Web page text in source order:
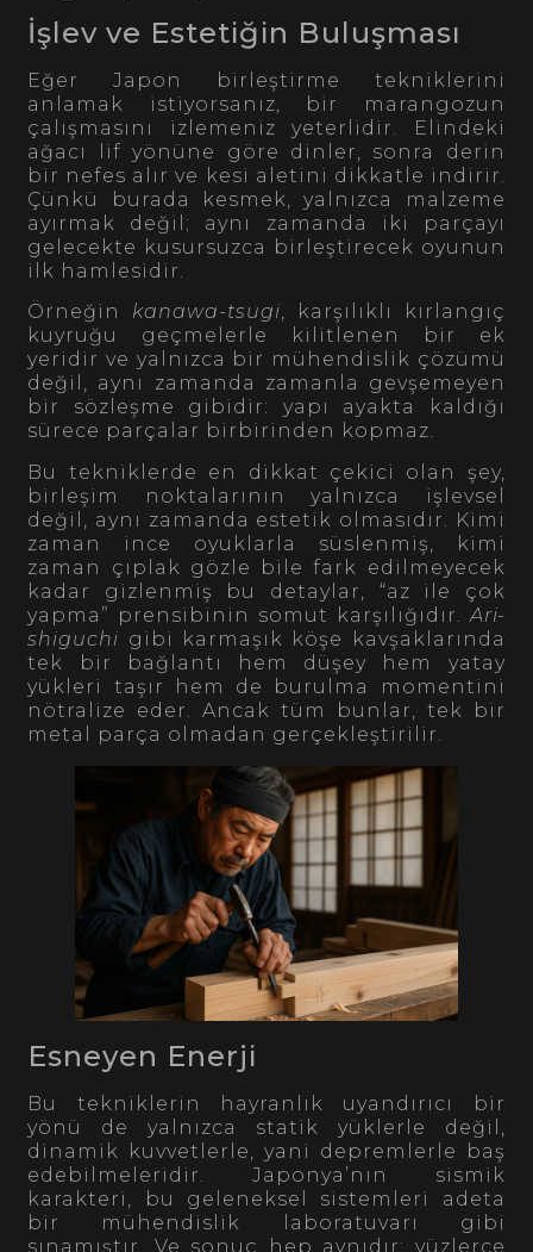
İşlev ve Estetiğin Buluşması
Eğer Japon birleştirme tekniklerini
anlamak istiyorsanız, bir marangozun
çalışmasını izlemeniz yeterlidir. Elindeki
ağacı lif yönüne göre dinler, sonra derin
bir nefes alır ve kesi aletini dikkatle indirir.
Çünkü burada kesmek, yalnızca malzeme
ayırmak değil; aynı zamanda iki parçayı
gelecekte kusursuzca birleştirecek oyunun
ilk hamlesidir.
Örneğin kanawa-tsugi, karşılıklı kırlangıç
kuyruğu geçmelerle kilitlenen bir ek
yeridir ve yalnızca bir mühendislik çözümü
değil, aynı zamanda zamanla gevşemeyen
bir sözleşme gibidir: yapı ayakta kaldığı
sürece parçalar birbirinden kopmaz.
Bu tekniklerde en dikkat çekici olan şey,
birleşim noktalarının yalnızca işlevsel
değil, aynı zamanda estetik olmasıdır. Kimi
zaman ince oyuklarla süslenmiş, kimi
zaman çıplak gözle bile fark edilmeyecek
kadar gizlenmiş bu detaylar, “az ile çok
yapma” prensibinin somut karşılığıdır.Ari-
shiguchi gibi karmaşık köşe kavşaklarında
tek bir bağlantı hem düşey hem yatay
yükleri taşır hem de burulma momentini
nötralize eder. Ancak tüm bunlar, tek bir
metal parça olmadan gerçekleştirilir.
Esneyen Enerji
Bu tekniklerin hayranlık uyandırıcı bir
yönü de yalnızca statik yüklerle değil,
dinamik kuvvetlerle, yani depremlerle baş
edebilmeleridir. Japonya’nın sismik
karakteri, bu geleneksel sistemleri adeta
bir mühendislik laboratuvarı gibi
sınamıştır. Ve sonuç hep aynıdır: yüzlerce